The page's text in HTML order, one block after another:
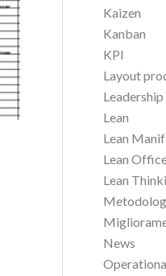
Kaizen
Kanban
KPI
Layout
Leadership
Lean
Lean
Lean
Lean
News